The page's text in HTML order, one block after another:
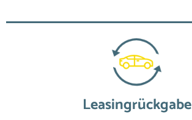
Leasingrückgabe